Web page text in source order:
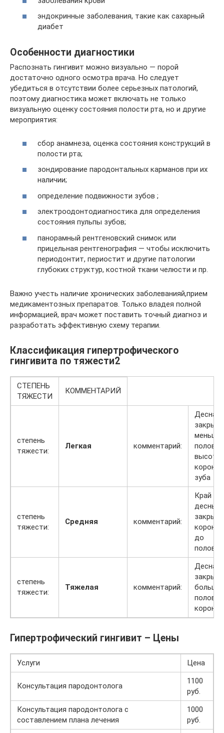
эндокринные заболевания, такие как сахарный
диабет
Особенности диагностики
Распознать гингивит можно визуально — порой
достаточно одного осмотра врача. Но следует
убедиться в отсутствии более серьезных патологий,
поэтому диагностика может включать не только
визуальную оценку состояния полости рта, но и другие
мероприятия:
сбор анамнеза, оценка состояния конструкций в
полости рта;
зондирование пародонтальных карманов при их
наличии;
определение подвижности зубов ;
электроодонтодиагностика для определения
состояния пульпы зубов;
панорамный рентгеновский снимок или
прицельная рентгенография — чтобы исключить
периодонтит, периостит и другие патологии
глубоких структур, костной ткани челюсти и пр.
Важно учесть наличие хронических заболеванияй,прием
медикаментозных препаратов. Только владея полной
информацией, врач может поставить точный диагноз и
разработать эффективную схему терапии.
Классификация гипертрофического
гингивита по тяжести2
СТЕПЕНЬ
ТЯЖЕСТИ
КОММЕНТАРИЙ
степень
тяжести:
Легкая комментарий:
Десна
меньше
высоты
коронки
зуба
степень
тяжести:
Средняя комментарий:
Край
десны
коронку
до
степень
тяжести:
Тяжелая комментарий:
Десна
больше
коронки
Гипертрофический гингивит – Цены
Услуги Цена
Консультация пародонтолога
1100
руб.
Консультация пародонтолога с
составлением плана лечения
1000
руб.